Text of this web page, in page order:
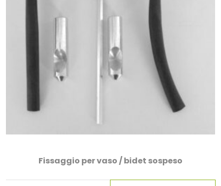
Fissaggio per vaso / bidet sospeso